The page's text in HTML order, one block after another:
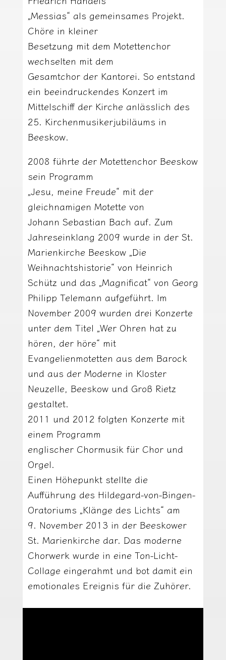
„Messias“ als gemeinsames Projekt.
Chöre in kleiner
Besetzung mit dem Motettenchor
wechselten mit dem
Gesamtchor der Kantorei. So entstand
ein beeindruckendes Konzert im
Mittelschiff der Kirche anlässlich des
25. Kirchenmusikerjubiläums in
Beeskow.
2008 führte der Motettenchor Beeskow
sein Programm
„Jesu, meine Freude“ mit der
gleichnamigen Motette von
Johann Sebastian Bach auf. Zum
Jahreseinklang 2009 wurde in der St.
Marienkirche Beeskow „Die
Weihnachtshistorie“ von Heinrich
Schütz und das „Magnificat“ von Georg
Philipp Telemann aufgeführt. Im
November 2009 wurden drei Konzerte
unter dem Titel „Wer Ohren hat zu
hören, der höre“ mit
Evangelienmotetten aus dem Barock
und aus der Moderne in Kloster
Neuzelle, Beeskow und Groß Rietz
gestaltet.
2011 und 2012 folgten Konzerte mit
einem Programm
englischer Chormusik für Chor und
Orgel.
Einen Höhepunkt stellte die
Aufführung des Hildegard-von-Bingen-
Oratoriums „Klänge des Lichts“ am
9. November 2013 in der Beeskower
St. Marienkirche dar. Das moderne
Chorwerk wurde in eine Ton-Licht-
Collage eingerahmt und bot damit ein
emotionales Ereignis für die Zuhörer.